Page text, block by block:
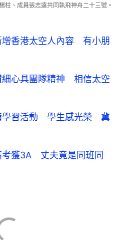
柱、成員張志遠共同執飛神舟二十三號。
增香港太空人內容 有小朋
細心具團隊精神 相信太空
學習活動 學生感光榮 冀
考獲3A 丈夫竟是同班同